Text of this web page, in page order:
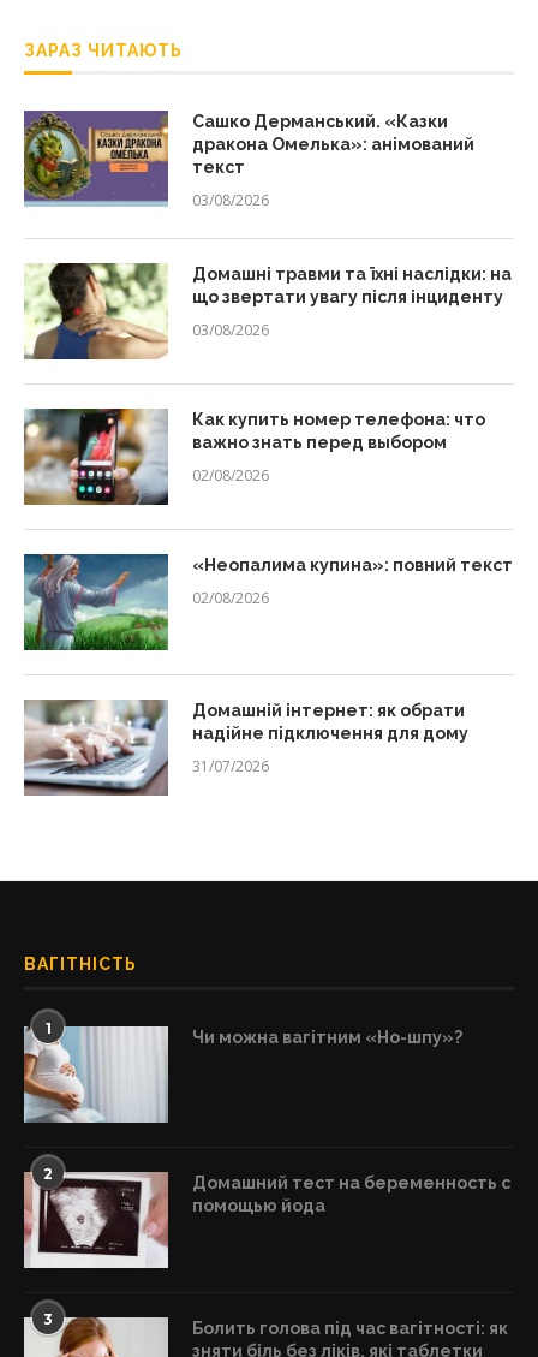
ЗАРАЗ ЧИТАЮТЬ
Сашко Дерманський. «Казки
дракона Омелька»: анімований
текст
03/08/2026
Домашні травми та їхні наслідки: на
що звертати увагу після інциденту
03/08/2026
Как купить номер телефона: что
важно знать перед выбором
02/08/2026
«Неопалима купина»: повний текст
02/08/2026
Домашній інтернет: як обрати
надійне підключення для дому
31/07/2026
ВАГІТНІСТЬ
1 Чи можна вагітним «Но-шпу»?
2
Домашний тест на беременность с
помощью йода
3
Болить голова під час вагітності: як
зняти біль без ліків, які таблетки